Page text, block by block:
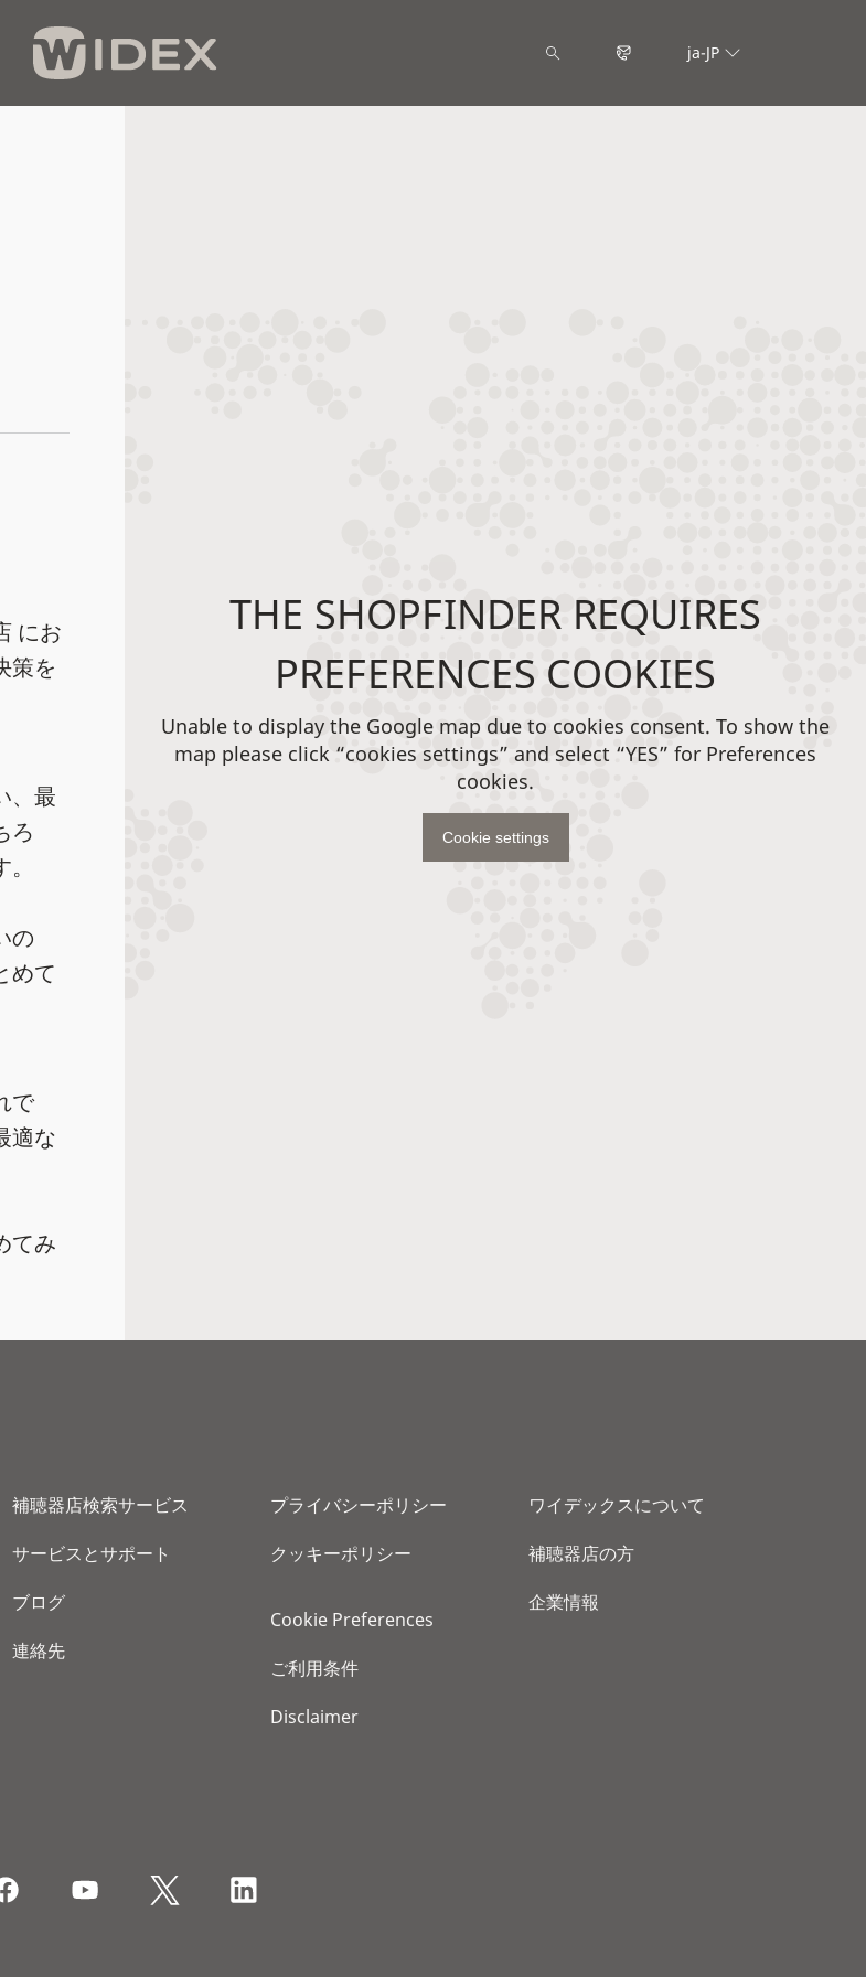
ja-JP
にお
策を
、最
ろ
の
めて
で
適な
てみ
THE SHOPFINDER REQUIRES
PREFERENCES COOKIES
Unable to display the Google map due to cookies consent. To show the
map please click “cookies settings” and select “YES” for Preferences
cookies.
Cookie settings
補聴器店検索サービス
サービスとサポート
ブログ
連絡先
プライバシーポリシー
クッキーポリシー
Cookie Preferences
ご利用条件
Disclaimer
ワイデックスについて
補聴器店の方
企業情報